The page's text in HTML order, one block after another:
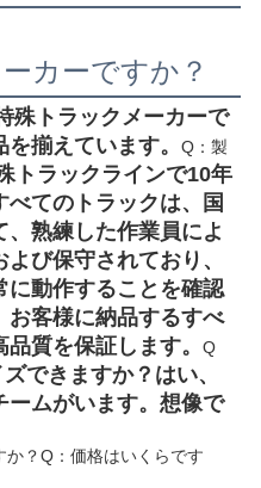
カーですか？
殊トラックメーカーで
揃えています。
Q：製
トラックラインで10年
てのトラックは、国
熟練した作業員によ
び保守されており、
に動作することを確認
お客様に納品するすべ
質を保証します。
Q
できますか？ はい、
ームがいます。想像で
か？Q：価格はいくらです